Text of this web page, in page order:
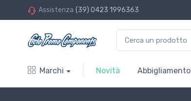
Assistenza (39) 0423 1996363
Marchi Novità Abbigliamento